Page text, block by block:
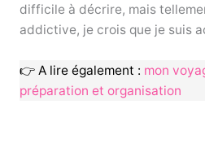
difficile à décrire, mais
addictive, je crois que je suis
👉 A lire également : mon
préparation et organisation